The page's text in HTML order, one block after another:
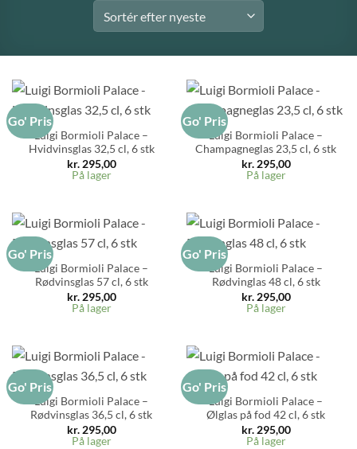
Go' Pris
Luigi Bormioli Palace –
Hvidvinsglas 32,5 cl, 6 stk
kr.295,00
På lager
Go' Pris
Luigi Bormioli Palace –
Champagneglas 23,5 cl, 6 stk
kr.295,00
På lager
Go' Pris
Luigi Bormioli Palace –
Rødvinsglas 57 cl, 6 stk
kr.295,00
På lager
Go' Pris
Luigi Bormioli Palace –
Rødvinglas 48 cl, 6 stk
kr.295,00
På lager
Go' Pris
Luigi Bormioli Palace –
Rødvinsglas 36,5 cl, 6 stk
kr.295,00
På lager
Go' Pris
Luigi Bormioli Palace –
Ølglas på fod 42 cl, 6 stk
kr.295,00
På lager